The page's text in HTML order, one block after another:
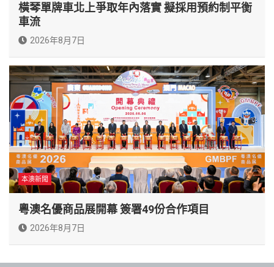
橫琴單牌車北上爭取年內落實 擬採用預約制平衡
車流
2026年8月7日
本澳新聞
粵澳名優商品展開幕 簽署49份合作項目
2026年8月7日